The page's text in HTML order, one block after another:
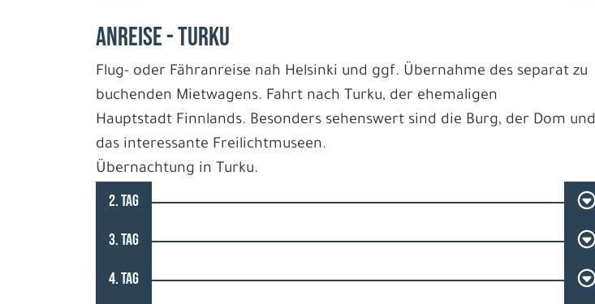
ANREISE - TURKU
Flug- oder Fähranreise nah Helsinki und ggf. Übernahme des separat zu
buchenden Mietwagens. Fahrt nach Turku, der ehemaligen
Hauptstadt Finnlands. Besonders sehenswert sind die Burg, der Dom und
das interessante Freilichtmuseen.
Übernachtung in Turku.
2. TAG
3. TAG
4. TAG